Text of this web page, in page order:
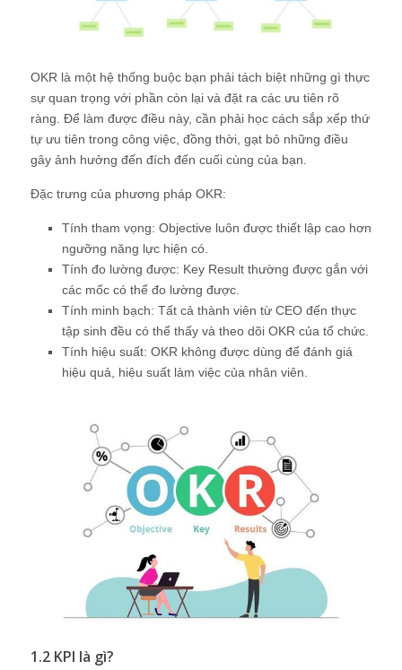
OKR là một hệ thống buộc bạn phải tách biệt những gì thực
sự quan trọng với phần còn lại và đặt ra các ưu tiên rõ
ràng. Để làm được điều này, cần phải học cách sắp xếp thứ
tự ưu tiên trong công việc, đồng thời, gạt bỏ những điều
gây ảnh hưởng đến đích đến cuối cùng của bạn.
Đặc trưng của phương pháp OKR:
Tính tham vọng: Objective luôn được thiết lập cao hơn
ngưỡng năng lực hiện có.
Tính đo lường được: Key Result thường được gắn với
các mốc có thể đo lường được.
Tính minh bạch: Tất cả thành viên từ CEO đến thực
tập sinh đều có thể thấy và theo dõi OKR của tổ chức.
Tính hiệu suất: OKR không được dùng để đánh giá
hiệu quả, hiệu suất làm việc của nhân viên.
1.2 KPI là gì?